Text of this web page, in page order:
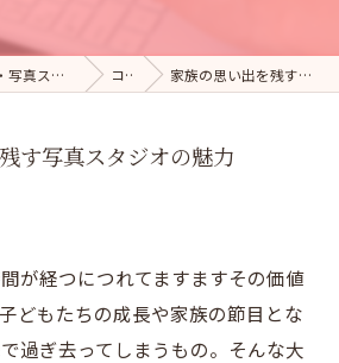
京都のレンタル衣裳・写真スタジオならジュンブライダル コラム 家族の思い出を残す写真スタジオの魅力
す写真スタジオの魅力
が経つにつれてますますその価値
どもたちの成長や家族の節目とな
過ぎ去ってしまうもの。そんな大